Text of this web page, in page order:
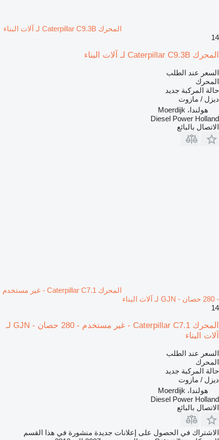
المحرك Caterpillar C9.3B لـ آلات البناء
14
المحرك Caterpillar C9.3B لـ آلات البناء
السعر عند الطلب
المحرك
حالة المركبة جديد
ديزل / مازوت
هولندا، Moerdijk
Diesel Power Holland
الاتصال بالبائع
المحرك Caterpillar C7.1 - غير مستخدم
- 280 حصان - GJN لـ آلات البناء
14
المحرك Caterpillar C7.1 - غير مستخدم - 280 حصان - GJN لـ
آلات البناء
السعر عند الطلب
المحرك
حالة المركبة جديد
ديزل / مازوت
هولندا، Moerdijk
Diesel Power Holland
الاتصال بالبائع
الاشتراك في الحصول على إعلانات جديدة منشورة في هذا القسم